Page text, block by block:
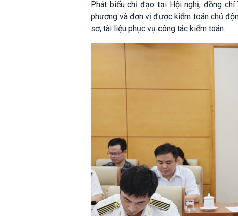
Phát biểu chỉ đạo tại Hội nghị, đồng chí
phương và đơn vị được kiểm toán chủ
sơ, tài liệu phục vụ công tác kiểm toán.